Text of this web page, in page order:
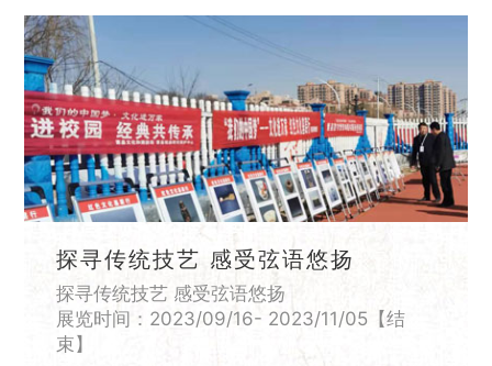
探寻传统技艺 感受弦语悠扬
探寻传统技艺 感受弦语悠扬
展览时间：2023/09/16- 2023/11/05【结
束】